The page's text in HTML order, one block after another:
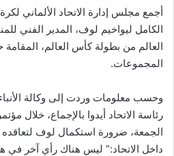
أجمع مجلس إدارة الاتحاد الألماني
الكامل ليواخيم لوف، المدير الفني
العالم من بطولة كأس العالم، المقامة
المجموعات.
وحسب معلومات وردت إلى وكالة
رئاسة الاتحاد أيدوا بالإجماع، خلال
داخل الاتحاد:” ليس هناك رأي آخر في